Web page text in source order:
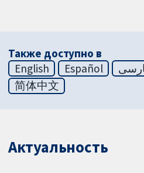
Также доступно в
English
Español
简体中文
Актуальность